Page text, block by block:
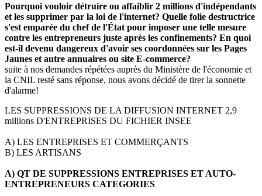
Pourquoi vouloir détruire ou affaiblir 2 millions d'indépendants
et les supprimer par la loi de l'internet? Quelle folie destructrice
s'est emparée du chef de l'État pour imposer une telle mesure
contre les entrepreneurs juste après les confinements? En quoi
est-il devenu dangereux d'avoir ses coordonnées sur les Pages
Jaunes et autre annuaires ou site E-commerce?
suite à nos demandes répétées auprès du Ministère de l'économie et
la CNIL resté sans réponse, nous avons décidé de tirer la sonnette
d'alarme!
LES SUPPRESSIONS DE LA DIFFUSION INTERNET 2,9
millions D'ENTREPRISES DU FICHIER INSEE
A) LES ENTREPRISES ET COMMERÇANTS
B) LES ARTISANS
A) QT DE SUPPRESSIONS ENTREPRISES ET AUTO-
ENTREPRENEURS CATEGORIES